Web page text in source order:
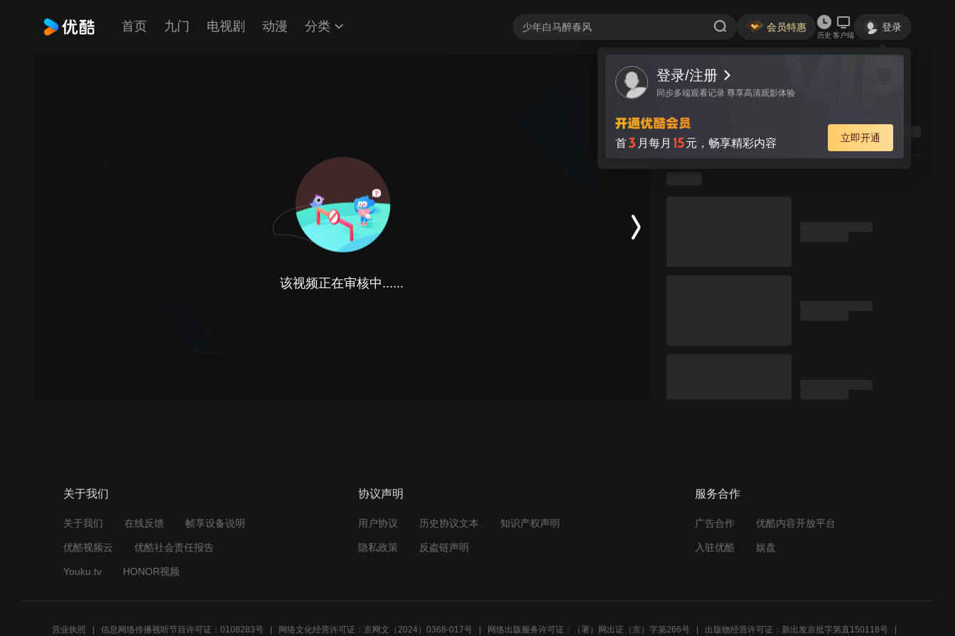
首页 九门 电视剧 动漫 分类 会员特惠
历史 客户端
登录
登录/注册
同步多端观看记录 尊享高清观影体验
首3 月每月 15元，畅享精彩内容 立即开通
该视频正在审核中......
关于我们
关于我们 在线反馈 帧享设备说明
优酷视频云 优酷社会责任报告
Youku.tv HONOR视频
协议声明
用户协议 历史协议文本 知识产权声明
隐私政策 反盗链声明
服务合作
广告合作 优酷内容开放平台
入驻优酷 娱盘
营业执照 信息网络传播视听节目许可证：0108283号 网络文化经营许可证：京网文（2024）0368-017号 网络出版服务许可证：（署）网出证（京）字第266号 出版物经营许可证：新出发京批字第直150118号